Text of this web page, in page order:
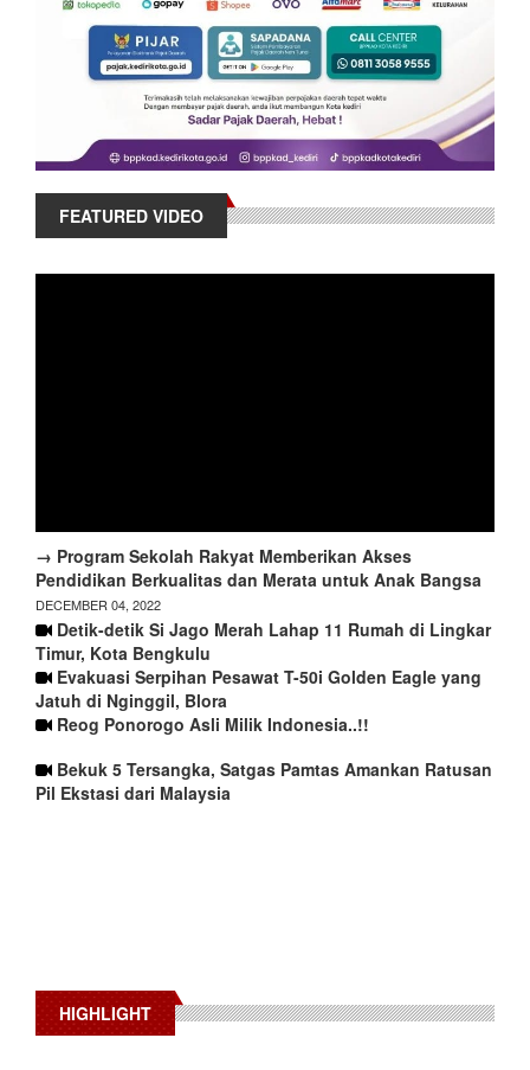
FEATURED VIDEO
→ Program Sekolah Rakyat Memberikan Akses
Pendidikan Berkualitas dan Merata untuk Anak Bangsa
DECEMBER 04, 2022
Detik-detik Si Jago Merah Lahap 11 Rumah di Lingkar
Timur, Kota Bengkulu
Evakuasi Serpihan Pesawat T-50i Golden Eagle yang
Jatuh di Nginggil, Blora
Reog Ponorogo Asli Milik Indonesia..!!
Bekuk 5 Tersangka, Satgas Pamtas Amankan Ratusan
Pil Ekstasi dari Malaysia
HIGHLIGHT